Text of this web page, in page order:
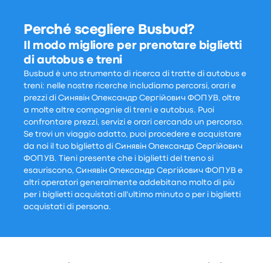
Perché scegliere Busbud?
Il modo migliore per prenotare biglietti
di autobus e treni
Busbud è uno strumento di ricerca di tratte di autobus e
treni: nelle nostre ricerche includiamo percorsi, orari e
prezzi di Синявін Олександр Сергійович ФОП УВ, oltre
a molte altre compagnie di treni e autobus. Puoi
confrontare prezzi, servizi e orari cercando un percorso.
Se trovi un viaggio adatto, puoi procedere e acquistare
da noi il tuo biglietto di Синявін Олександр Сергійович
ФОП УВ. Tieni presente che i biglietti del treno si
esauriscono, Синявін Олександр Сергійович ФОП УВ e
altri operatori generalmente addebitano molto di più
per i biglietti acquistati all'ultimo minuto o per i biglietti
acquistati di persona.